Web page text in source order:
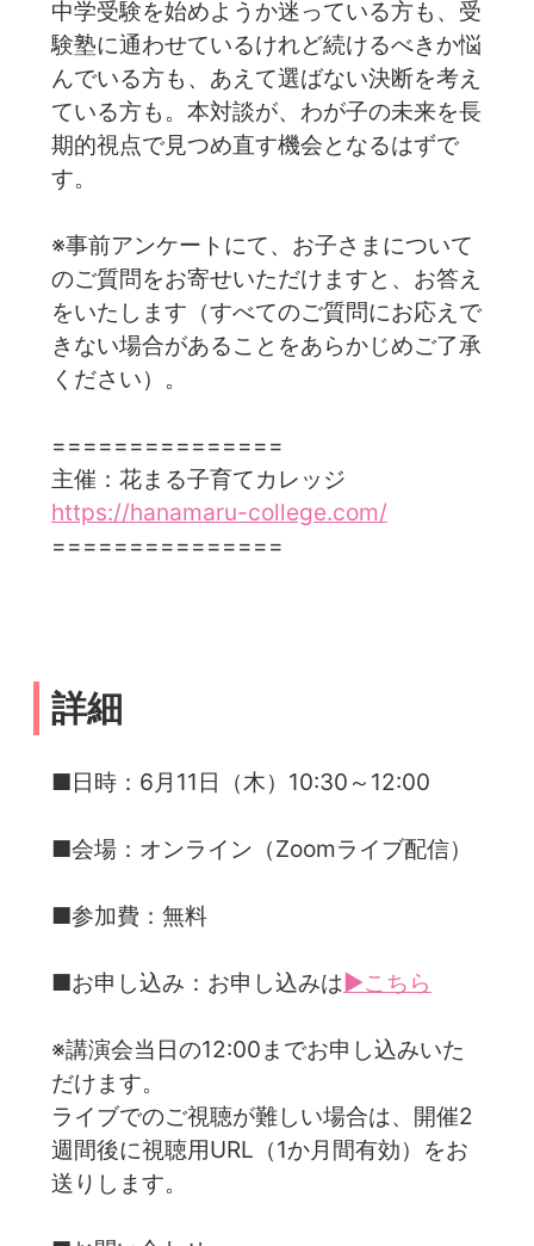
中学受験を始めようか迷っている方も、受
験塾に通わせているけれど続けるべきか悩
んでいる方も、あえて選ばない決断を考え
ている方も。本対談が、わが子の未来を長
期的視点で見つめ直す機会となるはずで
す。
※事前アンケートにて、お子さまについて
のご質問をお寄せいただけますと、お答え
をいたします（すべてのご質問にお応えで
きない場合があることをあらかじめご了承
ください）。
===============
主催：花まる子育てカレッジ
https://hanamaru-college.com/
===============
詳細
■日時：6月11日（木）10:30～12:00
■会場：オンライン（Zoomライブ配信）
■参加費：無料
■お申し込み：お申し込みは▶こちら
※講演会当日の12:00までお申し込みいた
だけます。
ライブでのご視聴が難しい場合は、開催2
週間後に視聴用URL（1か月間有効）をお
送りします。